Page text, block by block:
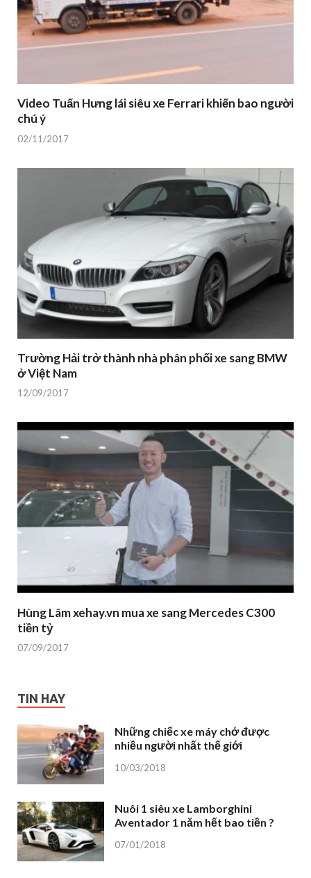
Video Tuấn Hưng lái siêu xe Ferrari khiến bao người
chú ý
02/11/2017
Trường Hải trở thành nhà phân phối xe sang BMW
ở Việt Nam
12/09/2017
Hùng Lâm xehay.vn mua xe sang Mercedes C300
tiền tỷ
07/09/2017
TIN HAY
Những chiếc xe máy chở được
nhiều người nhất thế giới
10/03/2018
Nuôi 1 siêu xe Lamborghini
Aventador 1 năm hết bao tiền ?
07/01/2018